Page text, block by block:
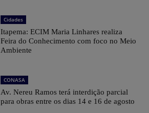
Cidades
Itapema: ECIM Maria Linhares realiza
Feira do Conhecimento com foco no Meio
Ambiente
CONASA
Av. Nereu Ramos terá interdição parcial
para obras entre os dias 14 e 16 de agosto